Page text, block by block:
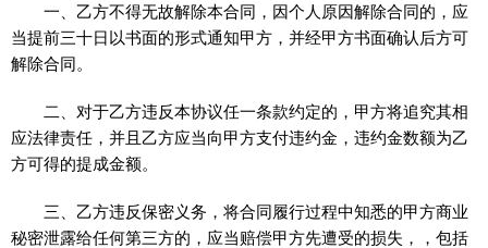
一、乙方不得无故解除本合同，因个人原因解除合同的，应
当提前三十日以书面的形式通知甲方，并经甲方书面确认后方可
解除合同。
二、对于乙方违反本协议任一条款约定的，甲方将追究其相
应法律责任，并且乙方应当向甲方支付违约金，违约金数额为乙
方可得的提成金额。
三、乙方违反保密义务，将合同履行过程中知悉的甲方商业
秘密泄露给任何第三方的，应当赔偿甲方先遭受的损失，，包括